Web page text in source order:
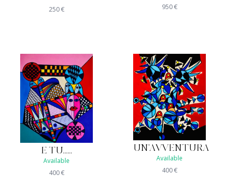
250€
950€
E TU......
Available
400€
UN'AVVENTURA
Available
400€